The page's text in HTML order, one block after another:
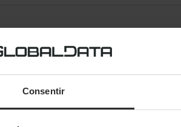
Consentir